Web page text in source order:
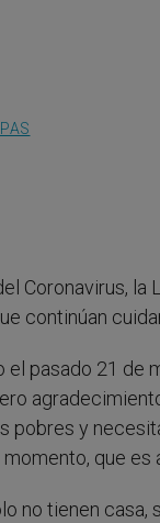
Coronavirus,
continúan
pasado 21 de
pobres y
que es
no tienen